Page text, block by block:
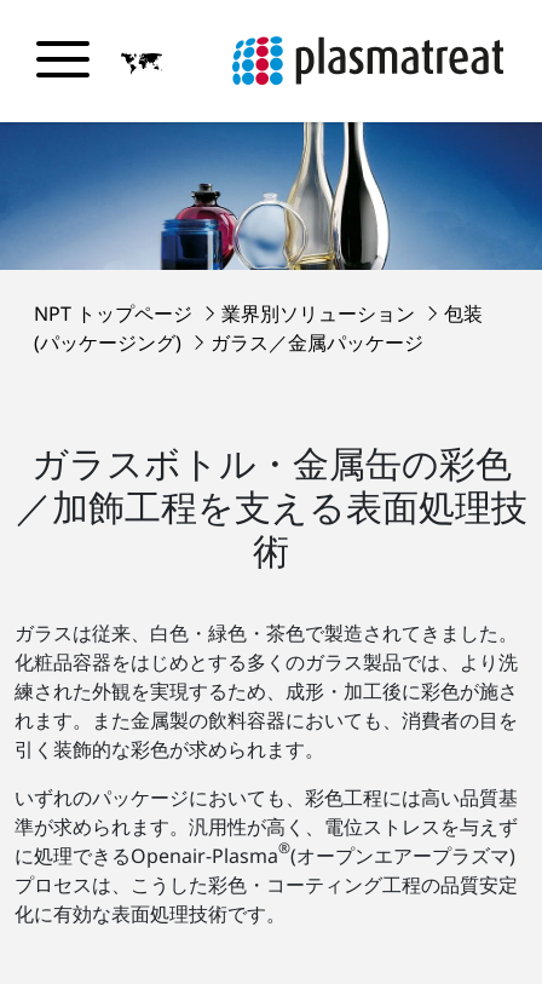
NPT トップページ 業界別ソリューション
包装
(パッケージング)
ガラス／金属パッケージ
ガラスボトル・金属缶の彩色
／加飾工程を支える表面処理技
術
ガラスは従来、白色・緑色・茶色で製造されてきました。
化粧品容器をはじめとする多くのガラス製品では、より洗
練された外観を実現するため、成形・加工後に彩色が施さ
れます。また金属製の飲料容器においても、消費者の目を
引く装飾的な彩色が求められます。
いずれのパッケージにおいても、彩色工程には高い品質基
準が求められます。汎用性が高く、電位ストレスを与えず
に処理できるOpenair-Plasma®(オープンエアープラズマ)
プロセスは、こうした彩色・コーティング工程の品質安定
化に有効な表面処理技術です。